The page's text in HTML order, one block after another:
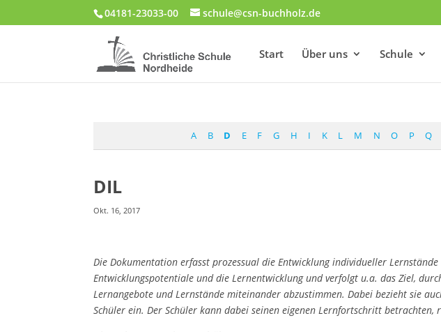
04181-23033-00 schule@csn-buchholz.de
Start Über uns Schule
A B D E F G H I K L M N O P Q
DIL
Okt. 16, 2017
Die Dokumentation erfasst prozessual die Entwicklung individueller
Entwicklungspotentiale und die Lernentwicklung und verfolgt u.a. das Ziel,
Lernangebote und Lernstände miteinander abzustimmen. Dabei bezieht sie
Schüler ein. Der Schüler kann dabei seinen eigenen Lernfortschritt